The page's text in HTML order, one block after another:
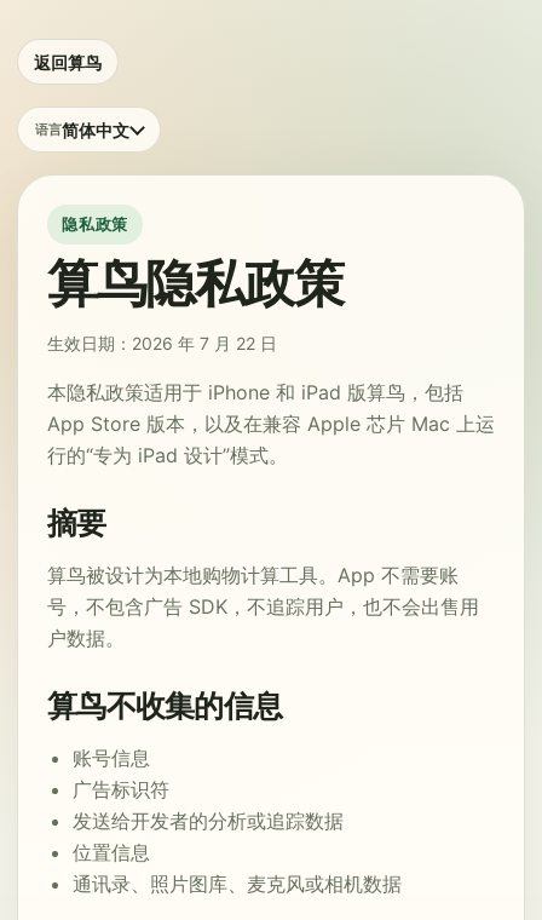
返回算鸟
语言简体中文
隐私政策
算鸟隐私政策
生效日期：2026 年 7 月 22 日
本隐私政策适用于 iPhone 和 iPad 版算鸟，包括
App Store 版本，以及在兼容 Apple 芯片 Mac 上运
行的“专为 iPad 设计”模式。
摘要
算鸟被设计为本地购物计算工具。App 不需要账
号，不包含广告 SDK，不追踪用户，也不会出售用
户数据。
算鸟不收集的信息
账号信息
广告标识符
发送给开发者的分析或追踪数据
位置信息
通讯录、照片图库、麦克风或相机数据